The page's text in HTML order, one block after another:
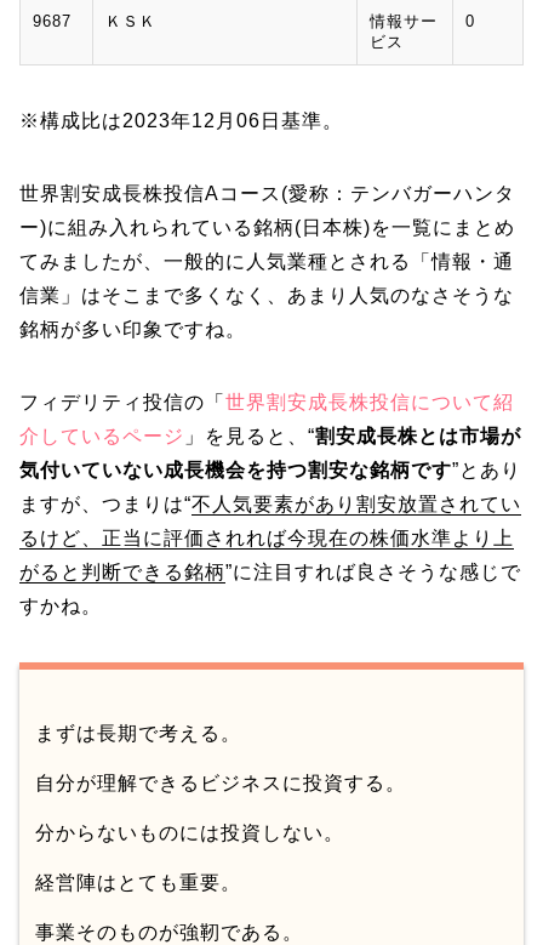
9687 ＫＳＫ
情報サー
ビス
0
※構成比は2023年12月06日基準。
世界割安成長株投信Aコース(愛称：テンバガーハンタ
ー)に組み入れられている銘柄(日本株)を一覧にまとめ
てみましたが、一般的に人気業種とされる「情報・通
信業」はそこまで多くなく、あまり人気のなさそうな
銘柄が多い印象ですね。
フィデリティ投信の「 世界割安成長株投信について紹
介しているページ 」を見ると、“割安成長株とは市場が
気付いていない成長機会を持つ割安な銘柄です”とあり
ますが、つまりは“不人気要素があり割安放置されてい
るけど、正当に評価されれば今現在の株価水準より上
がると判断できる銘柄”に注目すれば良さそうな感じで
すかね。
まずは長期で考える。
自分が理解できるビジネスに投資する。
分からないものには投資しない。
経営陣はとても重要。
事業そのものが強靭である。